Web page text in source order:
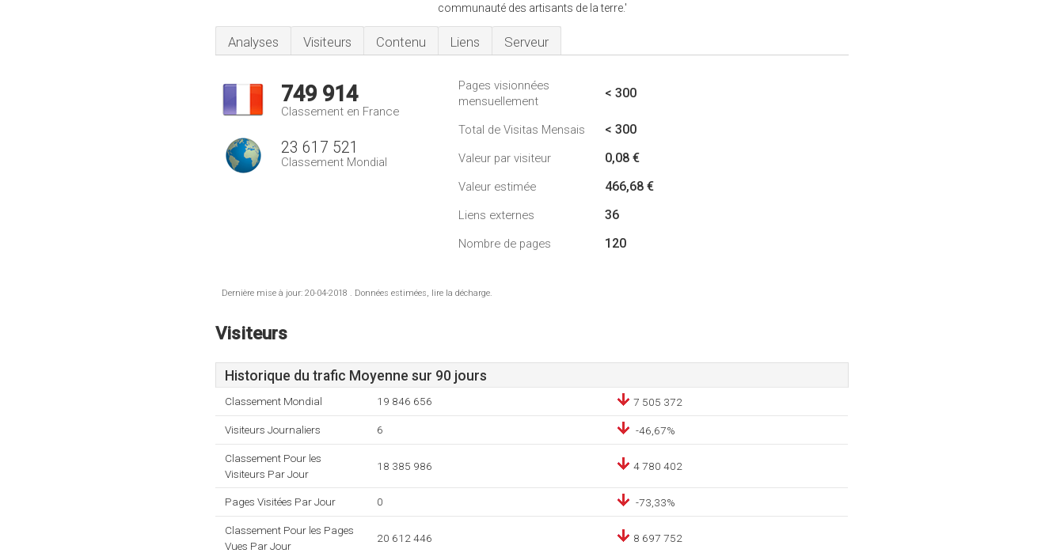
communauté des artisants de la terre.'
Analyses Visiteurs Contenu Liens Serveur
749 914
Classement en France
23 617 521
Classement Mondial
Pages visionnées
mensuellement
< 300
Total de Visitas Mensais < 300
Valeur par visiteur 0,08 €
Valeur estimée 466,68 €
Liens externes 36
Nombre de pages 120
Dernière mise à jour: 20-04-2018 . Données estimées, lire la décharge.
Visiteurs
Historique du trafic Moyenne sur 90 jours
Classement Mondial 19 846 656 7 505 372
Visiteurs Journaliers 6 -46,67%
Classement Pour les
Visiteurs Par Jour
18 385 986 4 780 402
Pages Visitées Par Jour 0 -73,33%
Classement Pour les Pages
Vues Par Jour
20 612 446 8 697 752